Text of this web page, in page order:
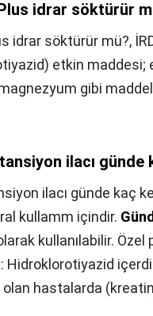
idrar söktürür
idrar söktürür mü?,
etkin maddesi;
gibi
ilacı günde
ilacı günde kaç
kullamm içindir.
kullanılabilir.
Hidroklorotiyazid
olan hastalarda